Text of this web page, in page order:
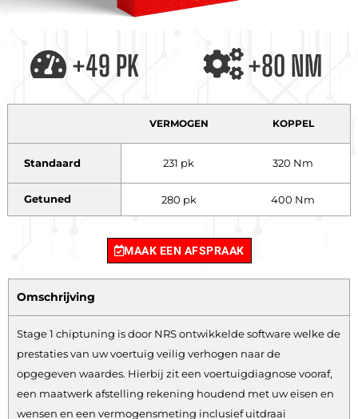
+49 PK +80 NM
VERMOGEN KOPPEL
Standaard 231 pk 320 Nm
Getuned 280 pk 400 Nm
MAAK EEN AFSPRAAK
Omschrijving
Stage 1 chiptuning is door NRS ontwikkelde software welke de
prestaties van uw voertuig veilig verhogen naar de
opgegeven waardes. Hierbij zit een voertuigdiagnose vooraf,
een maatwerk afstelling rekening houdend met uw eisen en
wensen en een vermogensmeting inclusief uitdraai